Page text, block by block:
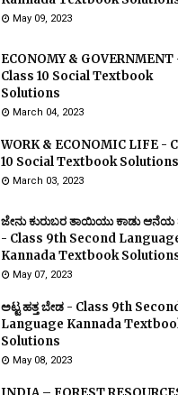
May 09, 2023
ECONOMY & GOVERNMENT
Class 10 Social Textbook
Solutions
March 04, 2023
WORK & ECONOMIC LIFE -
10 Social Textbook Solutions
March 03, 2023
ಜೇನು ಕುರುಬರ ತಾಯಿಯು ಕಾಡು
- Class 9th Second
Kannada Textbook
May 07, 2023
ಅಟ್ಟ ಹತ್ತ ಬೇಡ - Class 9th
Language Kannada
Solutions
May 08, 2023